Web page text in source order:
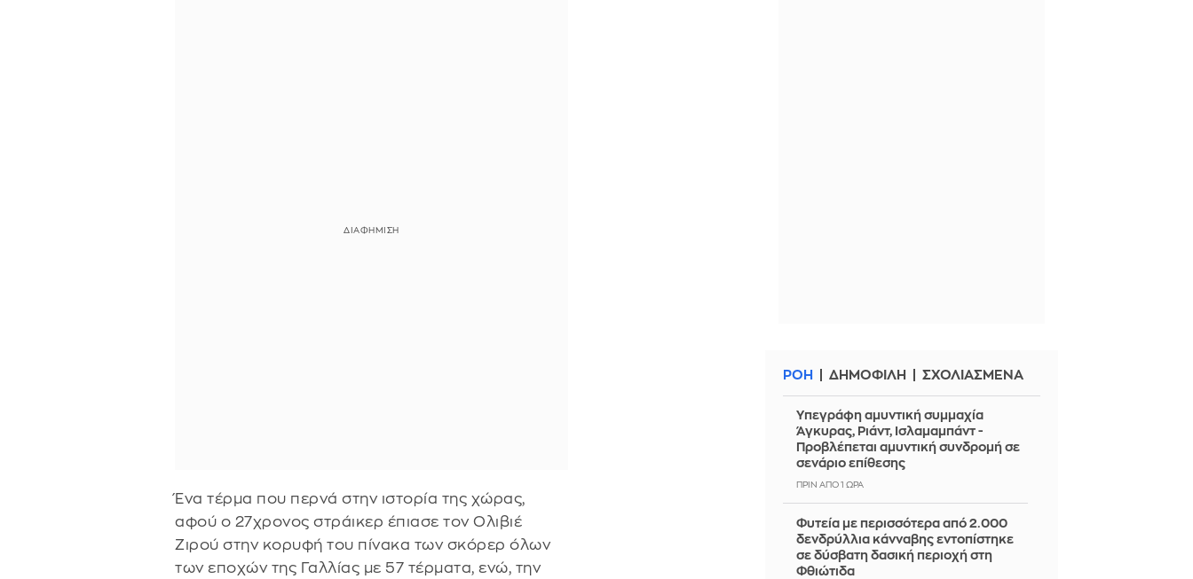
Ένα τέρμα που περνά στην ιστορία της χώρας,
αφού ο 27χρονος στράικερ έπιασε τον Ολιβιέ
Ζιρού στην κορυφή του πίνακα των σκόρερ όλων
των εποχών της Γαλλίας με 57 τέρματα, ενώ, την
ΡΟΗ ΔΗΜΟΦΙΛΗ ΣΧΟΛΙΑΣΜΕΝΑ
Υπεγράφη αμυντική συμμαχία
Άγκυρας, Ριάντ, Ισλαμαμπάντ -
Προβλέπεται αμυντική συνδρομή σε
σενάριο επίθεσης
ΠΡΙΝ ΑΠΌ 1 ΏΡΑ
Φυτεία με περισσότερα από 2.000
δενδρύλλια κάνναβης εντοπίστηκε
σε δύσβατη δασική περιοχή στη
Φθιώτιδα